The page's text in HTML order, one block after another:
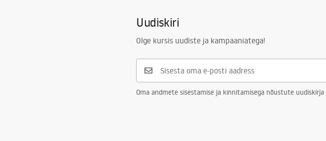
Uudiskiri
Olge kursis uudiste ja kampaaniatega!
Oma andmete sisestamise ja kinnitamisega nõustute